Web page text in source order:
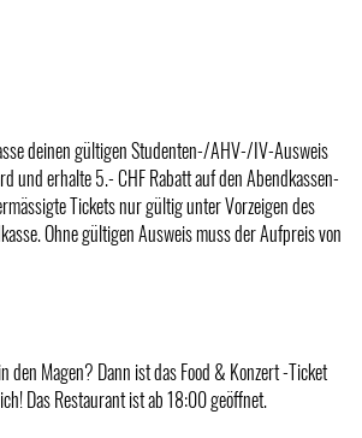
deinen gültigen Studenten-/AHV-/IV-Ausweis
und erhalte 5.- CHF Rabatt auf den Abendkassen-
Tickets nur gültig unter Vorzeigen des
Ohne gültigen Ausweis muss der Aufpreis von
den Magen? Dann ist das Food & Konzert -Ticket
Das Restaurant ist ab 18:00 geöffnet.